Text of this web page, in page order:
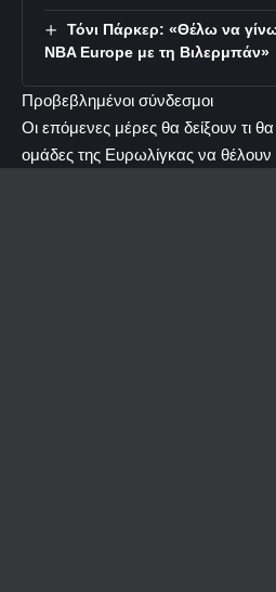
Τόνι Πάρκερ: «Θέλω να
NBA Europe με τη Βιλερμπάν»
Προβεβλημένοι σύνδεσμοι
Οι επόμενες μέρες θα δείξουν τι
ομάδες της Ευρωλίγκας να